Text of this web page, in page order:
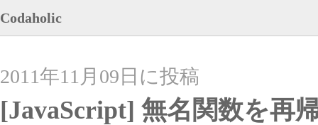
Codaholic
2011年11月09日に投稿
[JavaScript] 無名関数を再